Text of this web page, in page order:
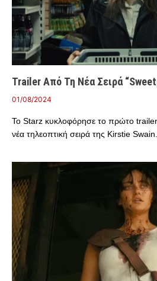
Trailer Από Τη Νέα Σειρά
01/08/2024
Το Starz κυκλοφόρησε το πρώτο
νέα τηλεοπτική σειρά της Kirstie